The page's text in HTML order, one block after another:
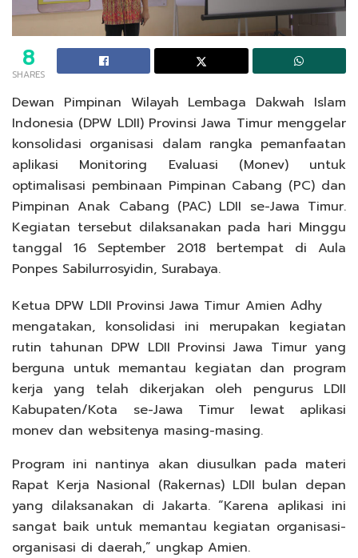
8
SHARES
Dewan Pimpinan Wilayah Lembaga Dakwah Islam
Indonesia (DPW LDII) Provinsi Jawa Timur menggelar
konsolidasi organisasi dalam rangka pemanfaatan
aplikasi Monitoring Evaluasi (Monev) untuk
optimalisasi pembinaan Pimpinan Cabang (PC) dan
Pimpinan Anak Cabang (PAC) LDII se-Jawa Timur.
Kegiatan tersebut dilaksanakan pada hari Minggu
tanggal 16 September 2018 bertempat di Aula
Ponpes Sabilurrosyidin, Surabaya.
Ketua DPW LDII Provinsi Jawa Timur Amien Adhy
mengatakan, konsolidasi ini merupakan kegiatan
rutin tahunan DPW LDII Provinsi Jawa Timur yang
berguna untuk memantau kegiatan dan program
kerja yang telah dikerjakan oleh pengurus LDII
Kabupaten/Kota se-Jawa Timur lewat aplikasi
monev dan websitenya masing-masing.
Program ini nantinya akan diusulkan pada materi
Rapat Kerja Nasional (Rakernas) LDII bulan depan
yang dilaksanakan di Jakarta. “Karena aplikasi ini
sangat baik untuk memantau kegiatan organisasi-
organisasi di daerah,” ungkap Amien.